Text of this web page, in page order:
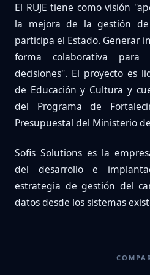
El RUJE tiene como visión
la mejora de la gestión
participa el Estado. Generar
forma colaborativa
decisiones". El proyecto es
de Educación y Cultura y
del Programa de
Presupuestal del Ministerio
Sofis Solutions es la
del desarrollo e
estrategia de gestión del
datos desde los sistemas